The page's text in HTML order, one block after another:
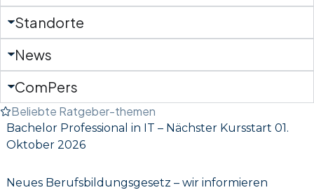
Standorte
News
ComPers
Beliebte Ratgeber-themen
Bachelor Professional in IT – Nächster Kursstart 01.
Oktober 2026
Neues Berufsbildungsgesetz – wir informieren